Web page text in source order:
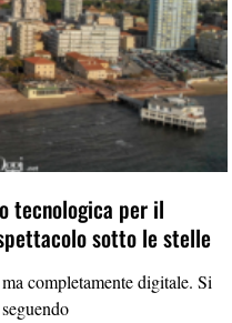
tecnologica per il
sotto le stelle
completamente digitale. Si